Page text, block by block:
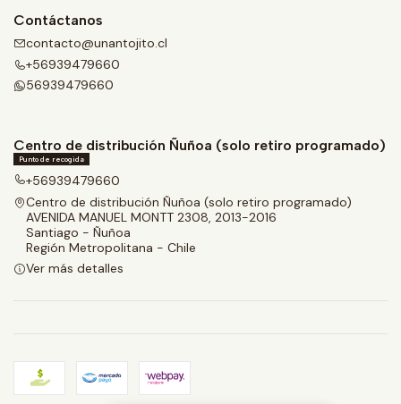
Contáctanos
contacto@unantojito.cl
+56939479660
56939479660
Centro de distribución Ñuñoa (solo retiro programado)
Punto de recogida
+56939479660
Centro de distribución Ñuñoa (solo retiro programado)
AVENIDA MANUEL MONTT 2308, 2013-2016
Santiago - Ñuñoa
Región Metropolitana - Chile
Ver más detalles